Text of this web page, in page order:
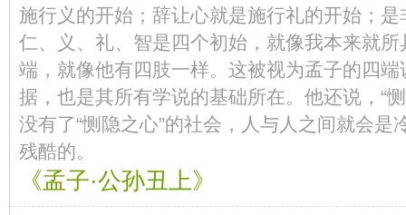
施行义的开始；辞让心就是施行礼的开始；
仁、义、礼、智是四个初始，就像我本来就
端，就像他有四肢一样。这被视为孟子的四
据，也是其所有学说的基础所在。他还说，“
没有了“恻隐之心”的社会，人与人之间就会是
残酷的。
《孟子·公孙丑上》